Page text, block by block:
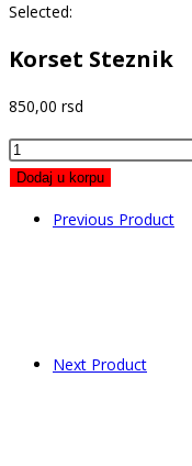
Selected:
Korset Steznik
850,00 rsd
Korset
Steznik
Dodaj u korpu
Previous Product
Next Product